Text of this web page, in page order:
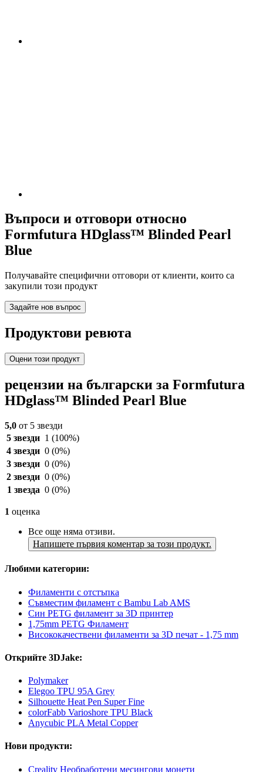
Въпроси и отговори относно
Formfutura HDglass™ Blinded Pearl
Blue
Получавайте специфични отговори от клиенти, които са
закупили този продукт
Задайте нов въпрос
Продуктови ревюта
Оцени този продукт
рецензии на български за Formfutura
HDglass™ Blinded Pearl Blue
5,0 от 5 звезди
5 звезди 1 (100%)
4 звезди 0 (0%)
3 звезди 0 (0%)
2 звезди 0 (0%)
1 звезда 0 (0%)
1 оценка
Все още няма отзиви.
Напишете първия коментар за този продукт.
Любими категории:
Филаменти с отстъпка
Съвместим филамент с Bambu Lab AMS
Син PETG филамент за 3D принтер
1,75mm PETG Филамент
Висококачествени филаменти за 3D печат - 1,75 mm
Открийте 3DJake:
Polymaker
Elegoo TPU 95A Grey
Silhouette Heat Pen Super Fine
colorFabb Varioshore TPU Black
Anycubic PLA Metal Copper
Нови продукти:
Creality Необработени месингови монети